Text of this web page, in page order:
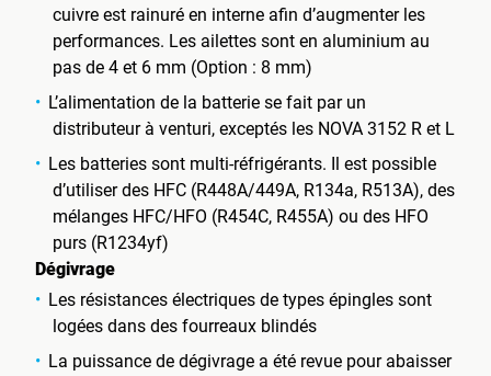
cuivre est rainuré en interne afin d’augmenter les
performances. Les ailettes sont en aluminium au
pas de 4 et 6 mm (Option : 8 mm)
L’alimentation de la batterie se fait par un
distributeur à venturi, exceptés les NOVA 3152 R et L
Les batteries sont multi-réfrigérants. Il est possible
d’utiliser des HFC (R448A/449A, R134a, R513A), des
mélanges HFC/HFO (R454C, R455A) ou des HFO
purs (R1234yf)
Dégivrage
Les résistances électriques de types épingles sont
logées dans des fourreaux blindés
La puissance de dégivrage a été revue pour abaisser